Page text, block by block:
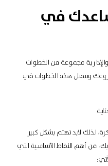
في
مجموعة من الخطوات
وتتمثل هذه الخطوات في
لذلك لابد تهتم بشكل كبير
من أهم النقاط الأساسية التي